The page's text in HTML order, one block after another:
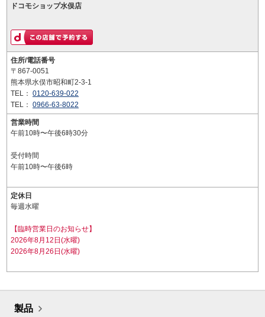
ドコモショップ水俣店
住所/電話番号
〒867-0051
熊本県水俣市昭和町2-3-1
TEL： 0120-639-022
TEL： 0966-63-8022
営業時間
午前10時〜午後6時30分
受付時間
午前10時〜午後6時
定休日
毎週水曜
【臨時営業日のお知らせ】
2026年8月12日(水曜)
2026年8月26日(水曜)
製品